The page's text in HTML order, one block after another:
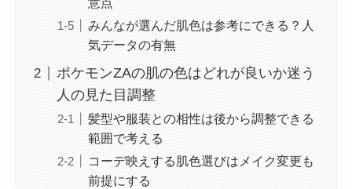
みんなが選んだ肌色は参考にできる？人
気データの有無
ポケモンZAの肌の色はどれが良いか迷う
人の見た目調整
髪型や服装との相性は後から調整できる
範囲で考える
コーデ映えする肌色選びはメイク変更も
前提にする